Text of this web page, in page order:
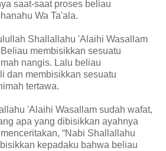
saat-saat proses beliau
Wa Ta'ala.
Shallallahu 'Alaihi Wasallam
membisikkan sesuatu
nangis. Lalu beliau
dan membisikkan sesuatu
tertawa.
'Alaihi Wasallam sudah wafat,
apa yang dibisikkan ayahnya
“Nabi Shallallahu
kepadaku bahwa beliau